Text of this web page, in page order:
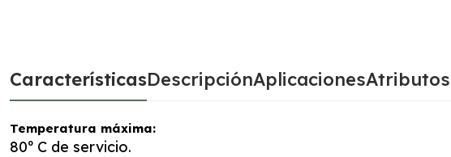
CaracterísticasDescripciónAplicacionesAtributos
Temperatura máxima:
80º C de servicio.